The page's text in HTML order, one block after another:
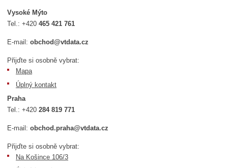
Vysoké Mýto
Tel.:+420465 421 761
E-mail:obchod@vtdata.cz
Přijďte si osobně vybrat:
Mapa
Úplný kontakt
Praha
Tel.:+420284 819 771
E-mail:obchod.praha@vtdata.cz
Přijďte si osobně vybrat:
Na Košince 106/3